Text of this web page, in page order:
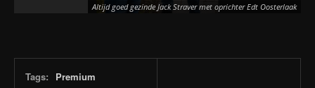
Altijd goed gezinde Jack Straver met oprichter Edt Oosterlaak
Tags: Premium